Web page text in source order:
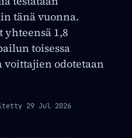
tänä vuonna.
1,8
toisessa
voittajien odotetaan
29 Jul 2026